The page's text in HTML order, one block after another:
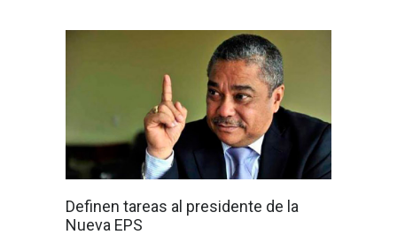
Definen tareas al presidente de la
Nueva EPS